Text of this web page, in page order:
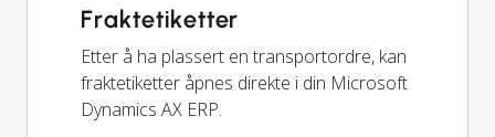
Fraktetiketter
Etter å ha plassert en transportordre, kan
fraktetiketter åpnes direkte i din Microsoft
Dynamics AX ERP.